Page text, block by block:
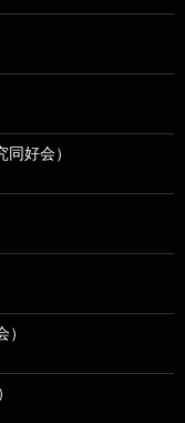
好会）